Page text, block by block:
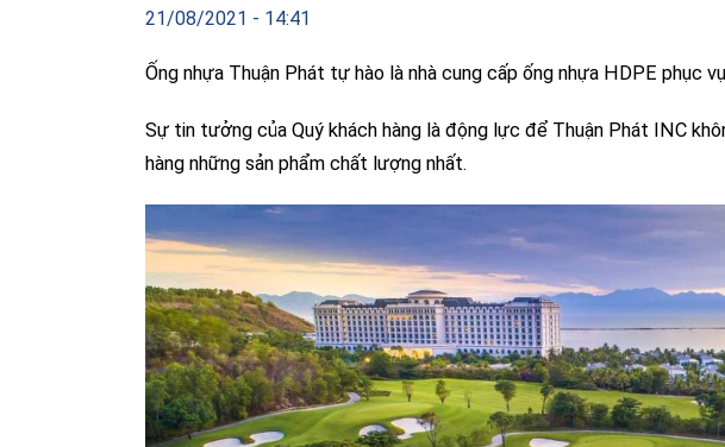
21/08/2021 - 14:41
Ống nhựa Thuận Phát tự hào là nhà cung cấp ống nhựa HDPE phục
Sự tin tưởng của Quý khách hàng là động lực để Thuận Phát INC
hàng những sản phẩm chất lượng nhất.